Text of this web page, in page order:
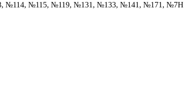
№115, №119, №131, №133, №141, №171, №7Н